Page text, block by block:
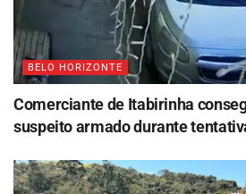
BELO HORIZONTE
Comerciante de Itabirinha
suspeito armado durante